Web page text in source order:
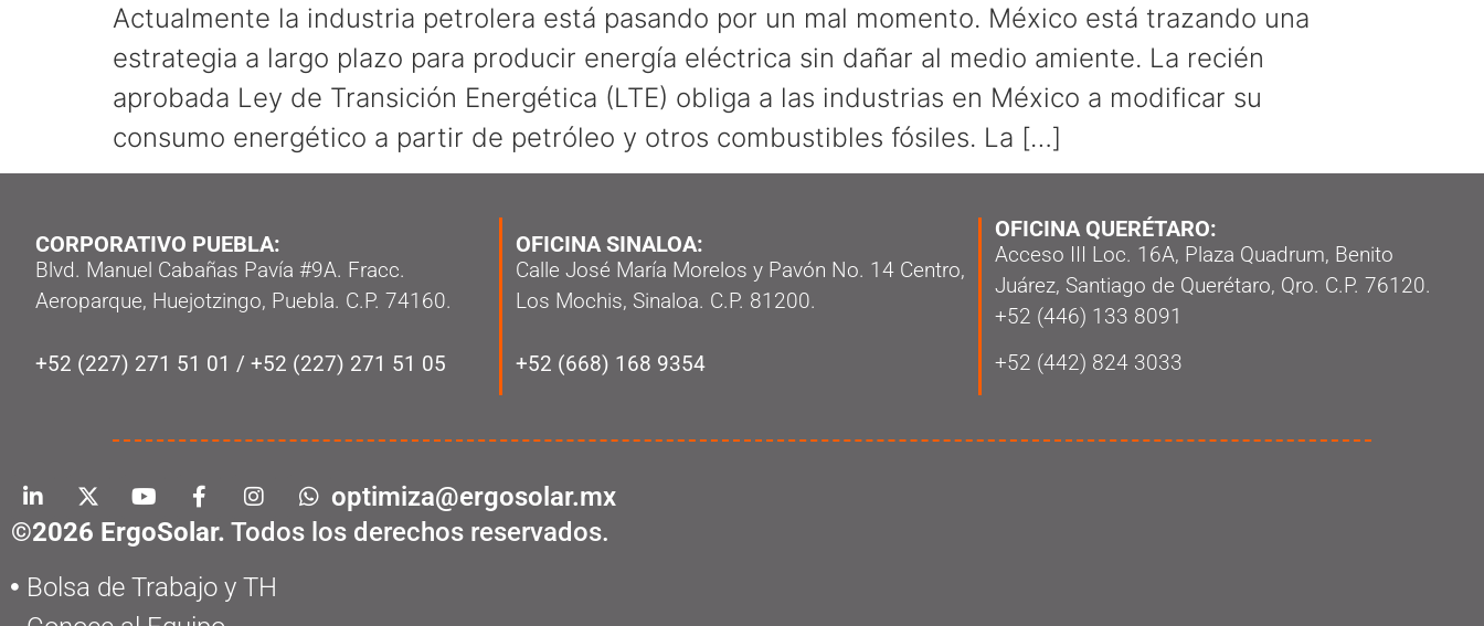
Actualmente la industria petrolera está pasando por un mal momento. México está trazando una
estrategia a largo plazo para producir energía eléctrica sin dañar al medio amiente. La recién
aprobada Ley de Transición Energética (LTE) obliga a las industrias en México a modificar su
consumo energético a partir de petróleo y otros combustibles fósiles. La […]
CORPORATIVO PUEBLA:
Blvd. Manuel Cabañas Pavía #9A. Fracc.
Aeroparque, Huejotzingo, Puebla. C.P. 74160.
+52 (227) 271 51 01 / +52 (227) 271 51 05
OFICINA SINALOA:
Calle José María Morelos y Pavón No. 14 Centro,
Los Mochis, Sinaloa. C.P. 81200.
+52 (668) 168 9354
OFICINA QUERÉTARO:
Acceso III Loc. 16A, Plaza Quadrum, Benito
Juárez, Santiago de Querétaro, Qro. C.P. 76120.
‭+52 (446) 133 8091‬
+52 (442) 824 3033
optimiza@ergosolar.mx
©2026 ErgoSolar. Todos los derechos reservados.
Bolsa de Trabajo y TH